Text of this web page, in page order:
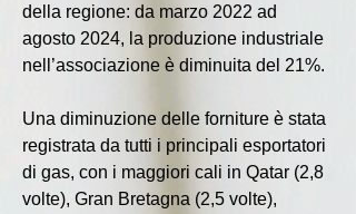
della regione: da marzo 2022 ad
agosto 2024, la produzione industriale
nell’associazione è diminuita del 21%.
Una diminuzione delle forniture è stata
registrata da tutti i principali esportatori
di gas, con i maggiori cali in Qatar (2,8
volte), Gran Bretagna (2,5 volte),